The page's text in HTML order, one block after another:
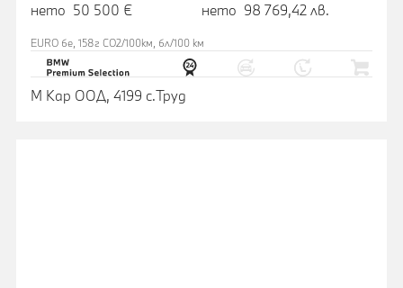
нето 50 500 € нето 98 769,42 лв.
EURO 6e, 158г CO2/100км, 6л/100 км
М Кар ООД, 4199 с.Труд